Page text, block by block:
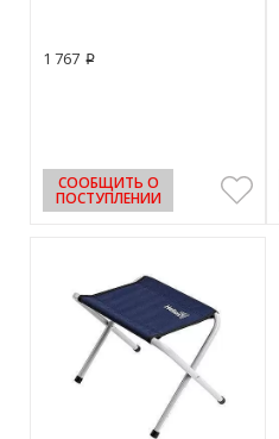
1 767 p
СООБЩИТЬ О
ПОСТУПЛЕНИИ